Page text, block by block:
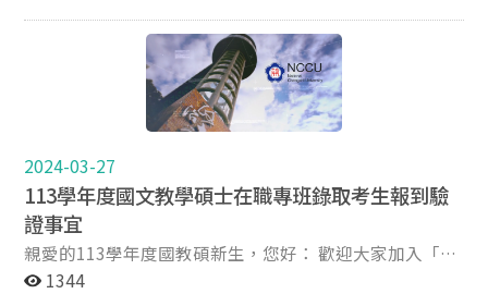
OOO)，並於114年5月10日前 email至信箱：
ctma@nccu.edu.tw。個人學號請見步驟一之新生基本資
(日) 上午9至12時，下午1時30分至5時止 地點：政治大學
山上校區百年樓三樓330308辦公室 報到驗證所需文件：
1.最高學歷「畢業證書正本或影本」(改名者須附戶籍謄本
影本)：如提交影本須有原學校之戳章，尚未領取畢業證
書之錄取生，請下載填寫「國立政治大學114 學年度錄取
生報到驗證切結書」。 2.下載並填寫「附件2-畢業證書影
本切結書」。 3.新生基本資料表：新生資料表內容如有錯
誤請以紅筆更正後簽名。(將於4月15日前以電子郵件寄至
正取生信箱) 4.email電子檔大頭照（學生證用）：應採用
114年4月16日前）電詢本專班辦公室。 （二）現場驗
證：114年4月9日（星期三）下午2時公告第一階段報到
結果，依該公告辦理第二階段現場驗證報到手續。
面試者，請攜帶有照片之有效證件進行報到。 三、本班專
班面試資訊及相關注意事項，請詳各附件。 四、若有疑
問，請於上班時間（08:30~12:00；13:30~17:00）洽本班
(02)2938-7553。
2024-03-27
113學年度國文教學碩士在職專班錄取考生報到驗
證事宜
親愛的113學年度國教碩新生，您好： 歡迎大家加入「國
教碩」。在成為家族成員之前，要先完成報到驗證程序，
1344